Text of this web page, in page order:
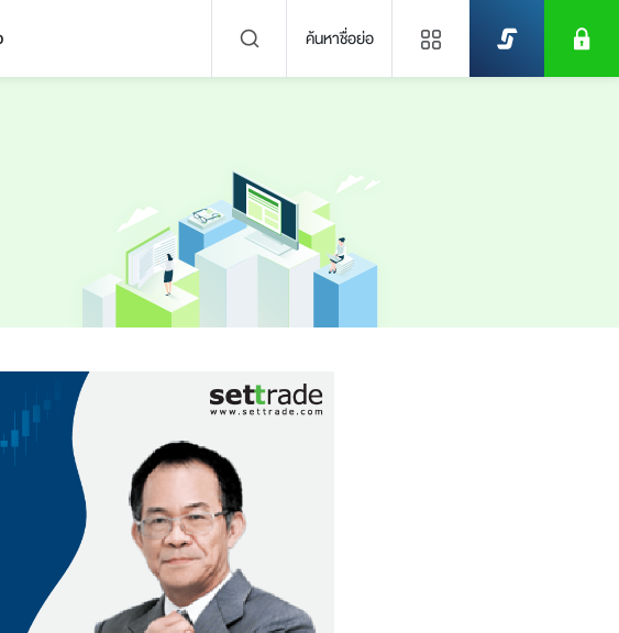
ค้นหาชื่อย่อ
ไม่พบข่าวล่าสุด